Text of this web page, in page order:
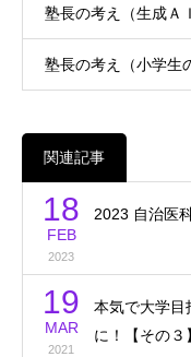
塾長の考え（生成Ａ
塾長の考え（小学
関連記事
18
FEB
2023
2023 自治医
19
MAR
2021
本気で大学目
に！【その３